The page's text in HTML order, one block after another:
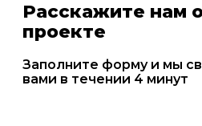
Расскажите нам
проекте
Заполните форму и мы
вами в течении 4 минут